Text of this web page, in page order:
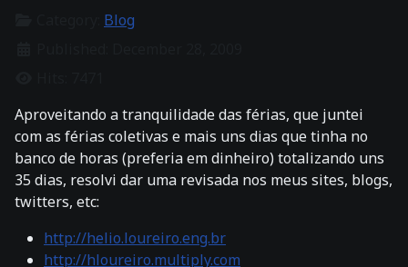
Blog
Aproveitando a tranquilidade das férias, que juntei
com as férias coletivas e mais uns dias que tinha no
banco de horas (preferia em dinheiro) totalizando uns
35 dias, resolvi dar uma revisada nos meus sites, blogs,
twitters, etc:
http://helio.loureiro.eng.br
http://hloureiro.multiply.com